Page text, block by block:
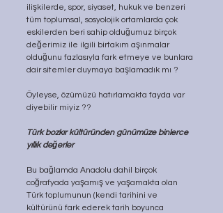
ilişkilerde, spor, siyaset, hukuk ve benzeri
tüm toplumsal, sosyolojik ortamlarda çok
eskilerden beri sahip olduğumuz birçok
değerimiz ile ilgili birtakım aşınmalar
olduğunu fazlasıyla fark etmeye ve bunlara
dair sitemler duymaya başlamadık mı ?
Öyleyse, özümüzü hatırlamakta fayda var
diyebilir miyiz ??
Türk bozkır kültüründen günümüze binlerce
yıllık değerler
Bu bağlamda Anadolu dahil birçok
coğrafyada yaşamış ve yaşamakta olan
Türk toplumunun (kendi tarihini ve
kültürünü fark ederek tarih boyunca